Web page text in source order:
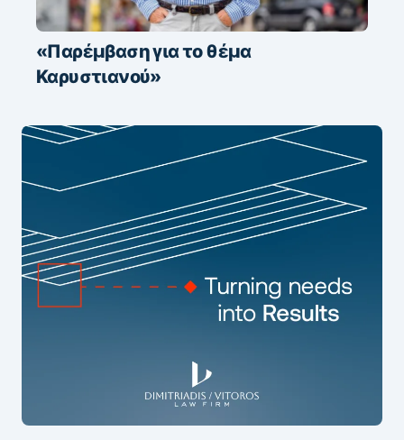
«Παρέμβαση για το θέμα
Καρυστιανού»